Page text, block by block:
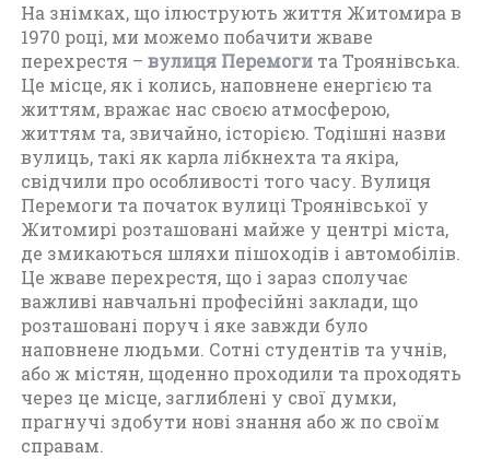
На знімках, що ілюструють життя Житомира в
1970 році, ми можемо побачити жваве
перехрестя –вулиця Перемоги та Троянівська.
Це місце, як і колись, наповнене енергією та
життям, вражає нас своєю атмосферою,
життям та, звичайно, історією. Тодішні назви
вулиць, такі як карла лібкнехта та якіра,
свідчили про особливості того часу. Вулиця
Перемоги та початок вулиці Троянівської у
Житомирі розташовані майже у центрі міста,
де змикаються шляхи пішоходів і автомобілів.
Це жваве перехрестя, що і зараз сполучає
важливі навчальні професійні заклади, що
розташовані поруч і яке завжди було
наповнене людьми. Сотні студентів та учнів,
або ж містян, щоденно проходили та проходять
через це місце, заглиблені у свої думки,
прагнучі здобути нові знання або ж по своїм
справам.